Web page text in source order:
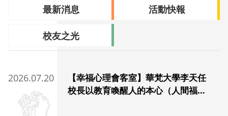
最新消息 活動快報
校友之光
2026.07.20
【幸福心理會客室】華梵大學李天任
校長以教育喚醒人的本心（人間福